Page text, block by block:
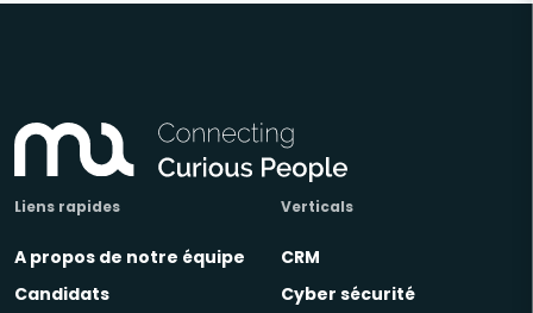
Liens rapides
A propos de notre équipe
Candidats
Verticals
CRM
Cyber sécurité